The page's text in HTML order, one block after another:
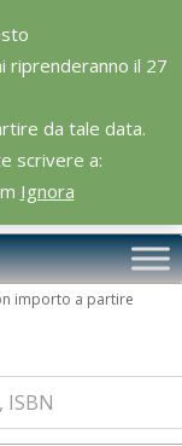
riprenderanno il 27
da tale data.
scrivere a:
Ignora
importo a partire